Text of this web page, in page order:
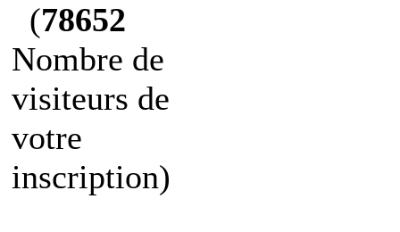
(78652
Nombre de
visiteurs de
votre
inscription)